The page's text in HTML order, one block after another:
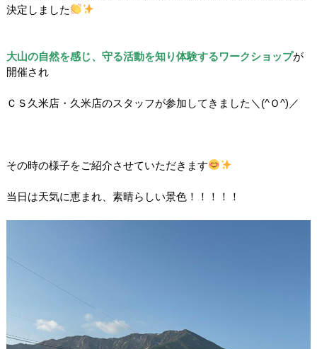
決定しました
大山の自然を感じ、守る活動を知り体験するワークショップが
開催され
ＣＳ久米店・久米店のスタッフが参加してきました＼(^Ｏ^)／
その時の様子をご紹介させていただきます
当日は天気に恵まれ、素晴らしい景色！！！！！